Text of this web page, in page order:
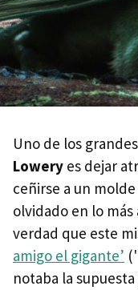
Uno de los
Lowery es dejar
ceñirse a un
olvidado en lo
verdad que este
amigo el gigante’
notaba la